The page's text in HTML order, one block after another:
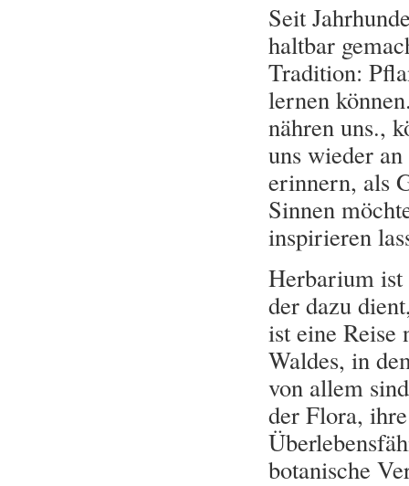
Seit
haltbar
Tradition:
lernen
nähren uns.,
uns wieder
erinnern, als
Sinnen
inspirieren
Herbarium
der dazu
ist eine Reise
Waldes, in
von allem
der Flora,
botanische